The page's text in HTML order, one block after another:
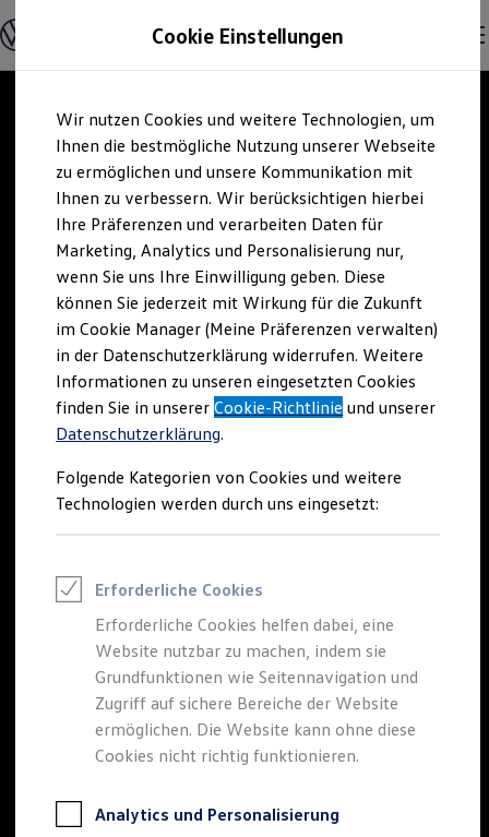
Hauptinhalt
springen
Footer
springen
Modelle und Konfigurator
Konfigurator
Modelle vergleichen
Elektroautos
ENERGY Sondermodelle
Nutzfahrzeuge
SUV und CUV
Familienautos
Kombis
Kompaktwagen
Sportwagen
Schnell verfügbare Fahrzeuge
Angebote und Produkte
Aktuelle Angebote
E-Auto-Förderung
Volkswagen Marktplatz
Die ENERGY Sondermodelle
Junge Gebrauchtwagen und Gebrauchtwagen
Volkswagen Zertifizierte Gebrauchtwagen
Elektromobilität bei Gebrauchtwagen
Saisonangebote
Reifenpakete
Leasing
Leasing-Angebote
Elektroauto Leasing
Kleinwagen-Leasing
Leasing ohne Anzahlung
Finanzierung
Autokredit mit Schlussrate
Versicherungen und Garantien
Kfz-Versicherung
Restschuldversicherungen
Garantien
Professional Class bei Volkswagen
Cookie Einstellungen
Wir nutzen Cookies und weitere Technologien, um
Ihnen die bestmögliche Nutzung unserer Webseite
zu ermöglichen und unsere Kommunikation mit
Ihnen zu verbessern. Wir berücksichtigen hierbei
Ihre Präferenzen und verarbeiten Daten für
Marketing, Analytics und Personalisierung nur,
wenn Sie uns Ihre Einwilligung geben. Diese
können Sie jederzeit mit Wirkung für die Zukunft
im Cookie Manager (Meine Präferenzen verwalten)
in der Datenschutzerklärung widerrufen. Weitere
Informationen zu unseren eingesetzten Cookies
finden Sie in unsererCookie-Richtlinie und unserer
Datenschutzerklärung.
Folgende Kategorien von Cookies und weitere
Technologien werden durch uns eingesetzt:
Erforderliche Cookies
Erforderliche Cookies helfen dabei, eine
Website nutzbar zu machen, indem sie
Grundfunktionen wie Seitennavigation und
Zugriff auf sichere Bereiche der Website
ermöglichen. Die Website kann ohne diese
Cookies nicht richtig funktionieren.
Analytics und Personalisierung